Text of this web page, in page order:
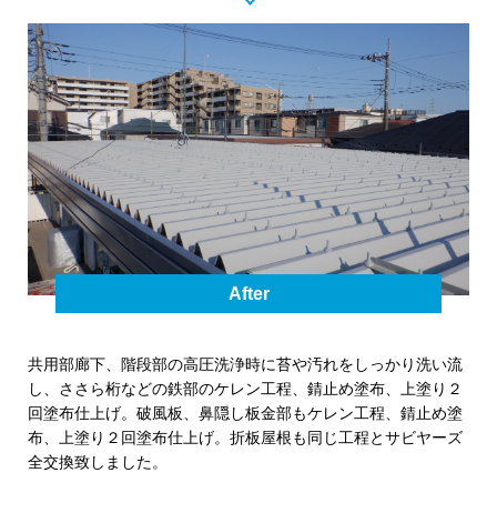
After
共用部廊下、階段部の高圧洗浄時に苔や汚れをしっかり洗い流
し、ささら桁などの鉄部のケレン工程、錆止め塗布、上塗り２
回塗布仕上げ。破風板、鼻隠し板金部もケレン工程、錆止め塗
布、上塗り２回塗布仕上げ。折板屋根も同じ工程とサビヤーズ
全交換致しました。